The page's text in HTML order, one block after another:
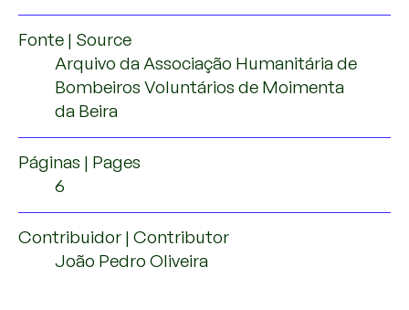
Fonte | Source
Arquivo da Associação Humanitária de
Bombeiros Voluntários de Moimenta
da Beira
Páginas | Pages
6
Contribuidor | Contributor
João Pedro Oliveira